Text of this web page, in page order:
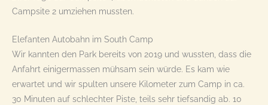
Campsite 2 umziehen mussten.
Elefanten Autobahn im South Camp
Wir kannten den Park bereits von 2019 und wussten, dass die
Anfahrt einigermassen mühsam sein würde. Es kam wie
erwartet und wir spulten unsere Kilometer zum Camp in ca.
30 Minuten auf schlechter Piste, teils sehr tiefsandig ab. 10